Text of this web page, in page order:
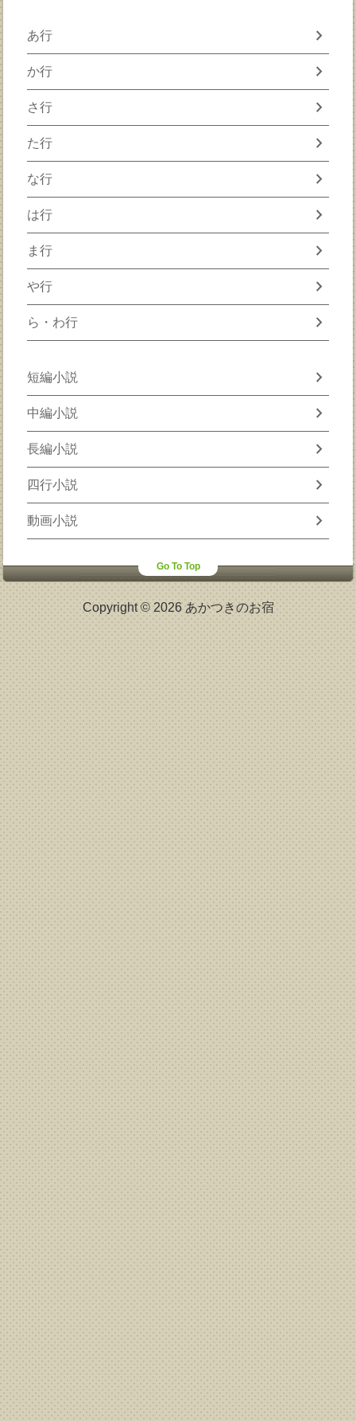
あ行 chevron_right
か行 chevron_right
さ行 chevron_right
た行 chevron_right
な行 chevron_right
は行 chevron_right
ま行 chevron_right
や行 chevron_right
ら・わ行 chevron_right
短編小説 chevron_right
中編小説 chevron_right
長編小説 chevron_right
四行小説 chevron_right
動画小説 chevron_right
Go To Top
Copyright © 2026 あかつきのお宿